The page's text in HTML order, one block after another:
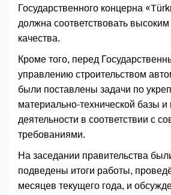
Государственного концерна
должна соответствовать
качества.
Кроме того, перед
управлению строительством
были поставлены задачи по
материально-технической базы
деятельности в соответствии с
требованиями.
На заседании правительства
подведены итоги работы,
месяцев текущего года, и